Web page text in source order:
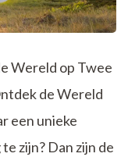
Wereld op Twee
de Wereld
een unieke
zijn? Dan zijn de